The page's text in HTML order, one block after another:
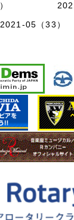
2021-05（33）